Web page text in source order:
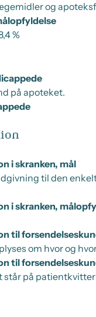
og
%
på apoteket.
i skranken, mål
til den
i skranken,
til
om hvor og
til
på